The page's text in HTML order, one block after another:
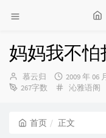
妈妈我不怕
博
主：
慕云归
发
布
2009 年 06
267字数
分
沁雅语阁
首页 正文